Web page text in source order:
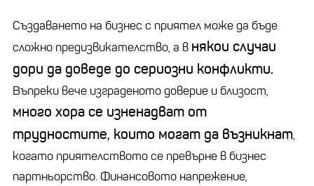
Създаването на бизнес с приятел може да бъде
сложно предизвикателство, а в някои случаи
дори да доведе до сериозни конфликти.
Въпреки вече изграденото доверие и близост,
много хора се изненадват от
трудностите, които могат да възникнат,
когато приятелството се превърне в бизнес
партньорство. Финансовото напрежение,